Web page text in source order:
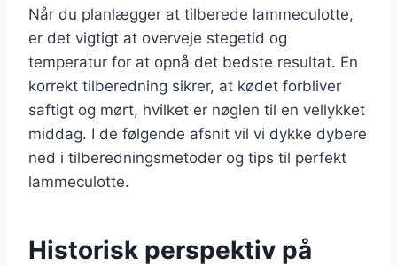
Når du planlægger at tilberede lammeculotte,
er det vigtigt at overveje stegetid og
temperatur for at opnå det bedste resultat. En
korrekt tilberedning sikrer, at kødet forbliver
saftigt og mørt, hvilket er nøglen til en vellykket
middag. I de følgende afsnit vil vi dykke dybere
ned i tilberedningsmetoder og tips til perfekt
lammeculotte.
Historisk perspektiv på